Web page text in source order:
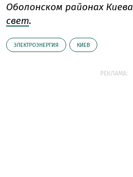
Оболонском районах Киева
свет.
ЭЛЕКТРОЭНЕРГИЯ КИЕВ
РЕКЛАМА: